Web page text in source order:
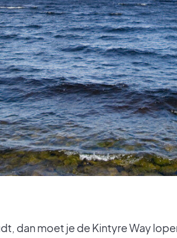
dan moet je de Kintyre Way